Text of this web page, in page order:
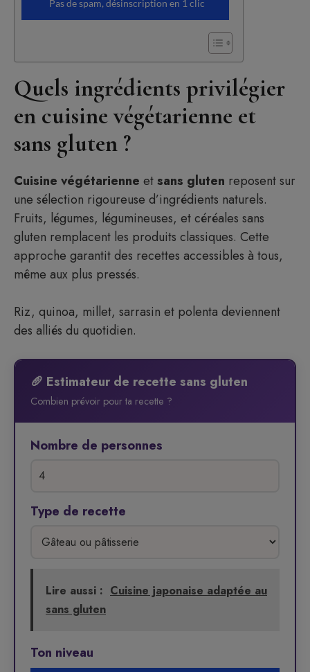
Quels ingrédients privilégier
en cuisine végétarienne et
sans gluten ?
Cuisine végétarienne et sans gluten reposent sur
une sélection rigoureuse d’ingrédients naturels.
Fruits, légumes, légumineuses, et céréales sans
gluten remplacent les produits classiques. Cette
approche garantit des recettes accessibles à tous,
même aux plus pressés.
Riz, quinoa, millet, sarrasin et polenta deviennent
des alliés du quotidien.
🥖 Estimateur de recette sans gluten
Combien prévoir pour ta recette ?
Nombre de personnes
Type de recette
Lire aussi : Cuisine japonaise adaptée au
sans gluten
Ton niveau